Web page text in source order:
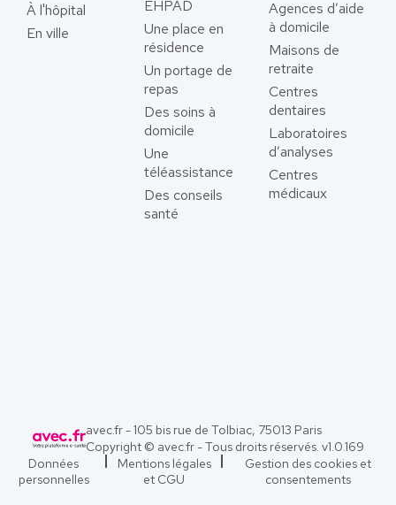
À l'hôpital
En ville
EHPAD
Une place en
résidence
Un portage de
repas
Des soins à
domicile
Une
téléassistance
Des conseils
santé
Agences d’aide
à domicile
Maisons de
retraite
Centres
dentaires
Laboratoires
d’analyses
Centres
médicaux
avec.fr - 105 bis rue de Tolbiac, 75013 Paris
Copyright © avec.fr - Tous droits réservés. v1.0.169
Données
personnelles
Mentions légales
et CGU
Gestion des cookies et
consentements